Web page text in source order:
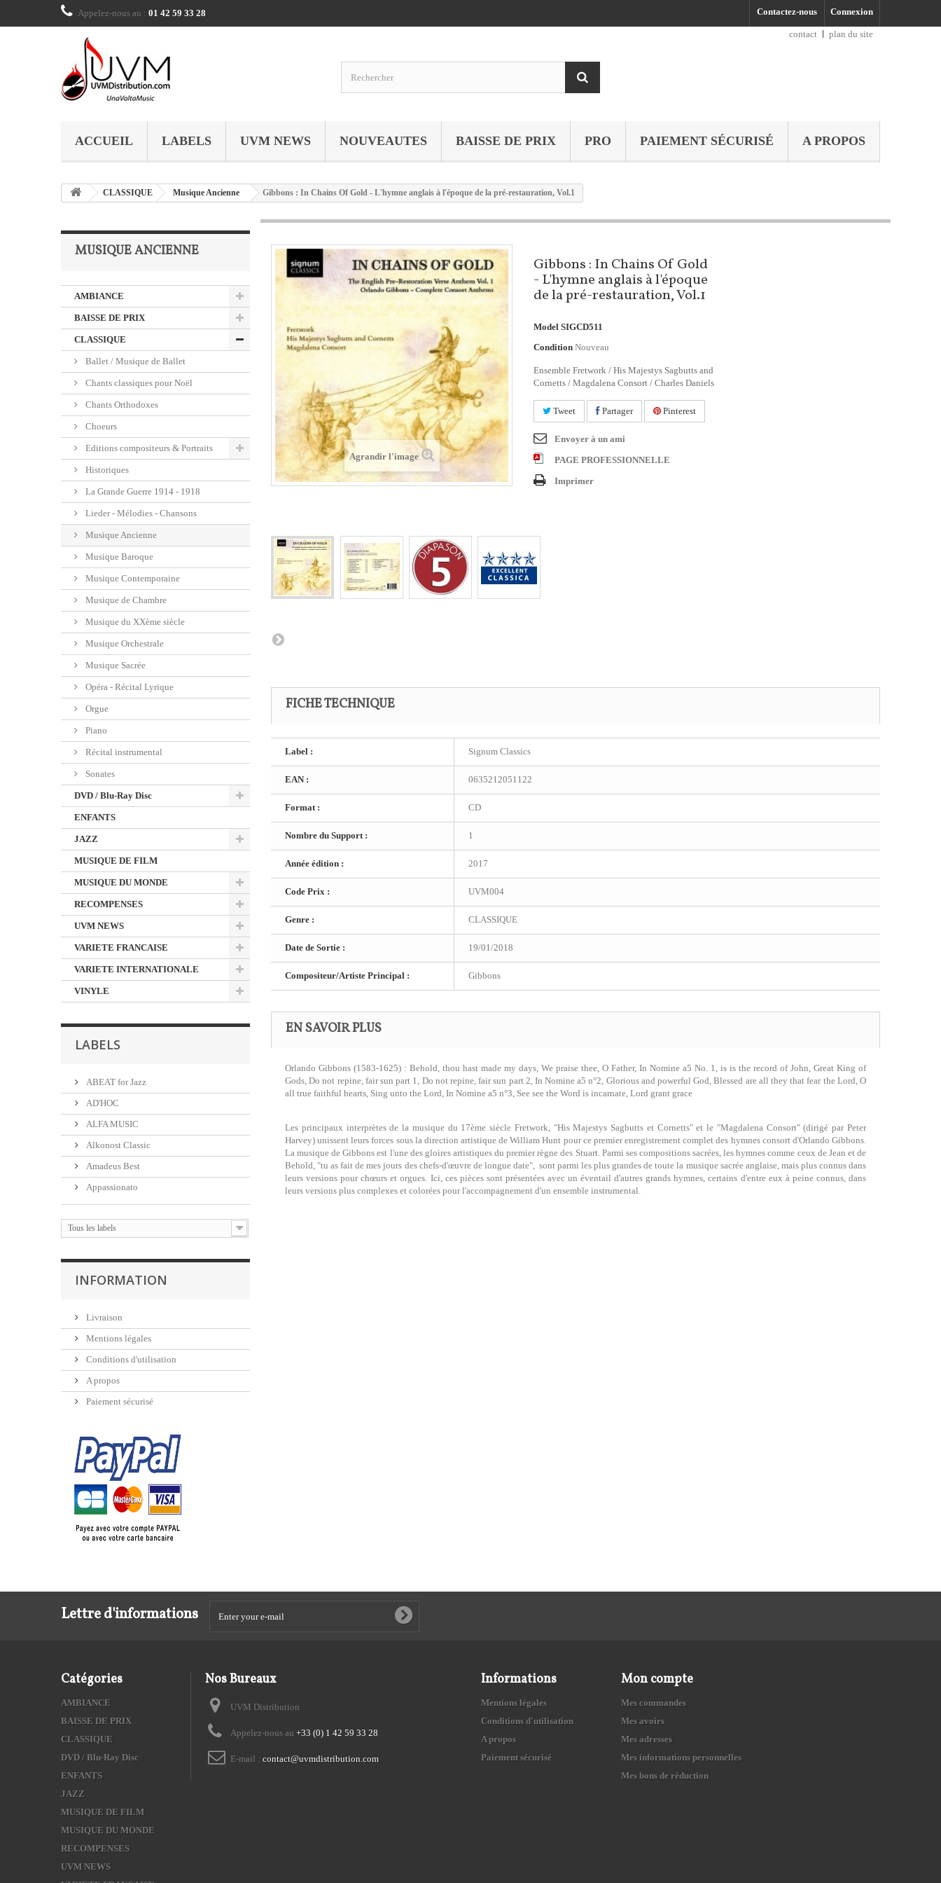
Connexion
Contactez-nous
Appelez-nous au : 01 42 59 33 28
contact
plan du site
ACCUEIL LABELS UVM NEWS NOUVEAUTES BAISSE DE PRIX PRO PAIEMENT SÉCURISÉ A PROPOS
CLASSIQUE Musique Ancienne Gibbons : In Chains Of Gold - L'hymne anglais à l'époque de la pré-restauration, Vol.1
MUSIQUE ANCIENNE
AMBIANCE
BAISSE DE PRIX
CLASSIQUE
Ballet / Musique de Ballet
Chants classiques pour Noël
Chants Orthodoxes
Choeurs
Editions compositeurs & Portraits
Historiques
La Grande Guerre 1914 - 1918
Lieder - Mélodies - Chansons
Musique Ancienne
Musique Baroque
Musique Contemporaine
Musique de Chambre
Musique du XXème siècle
Musique Orchestrale
Musique Sacrée
Opéra - Récital Lyrique
Orgue
Piano
Récital instrumental
Sonates
DVD / Blu-Ray Disc
ENFANTS
JAZZ
MUSIQUE DE FILM
MUSIQUE DU MONDE
RECOMPENSES
UVM NEWS
VARIETE FRANCAISE
VARIETE INTERNATIONALE
VINYLE
LABELS
ABEAT for Jazz
AD'HOC
ALFA MUSIC
Alkonost Classic
Amadeus Best
Appassionato
Tous les labels
INFORMATION
Livraison
Mentions légales
Conditions d'utilisation
A propos
Paiement sécurisé
Agrandir l'image
Gibbons : In Chains Of Gold
- L'hymne anglais à l'époque
de la pré-restauration, Vol.1
Model SIGCD511
Condition Nouveau
Ensemble Fretwork / His Majestys Sagbutts and
Cornetts / Magdalena Consort / Charles Daniels
Tweet Partager Pinterest
Envoyer à un ami
PAGE PROFESSIONNELLE
Imprimer
FICHE TECHNIQUE
Label : Signum Classics
EAN : 0635212051122
Format : CD
Nombre du Support : 1
Année édition : 2017
Code Prix : UVM004
Genre : CLASSIQUE
Date de Sortie : 19/01/2018
Compositeur/Artiste Principal : Gibbons
EN SAVOIR PLUS
Orlando Gibbons (1583-1625) : Behold, thou hast made my days, We praise thee, O Father, In Nomine a5 No. 1, is is the record of John, Great King of
Gods, Do not repine, fair sun part 1, Do not repine, fair sun part 2, In Nomine a5 n°2, Glorious and powerful God, Blessed are all they that fear the Lord, O
all true faithful hearts, Sing unto the Lord, In Nomine a5 n°3, See see the Word is incarnate, Lord grant grace
Les principaux interprètes de la musique du 17ème siècle Fretwork, "His Majestys Sagbutts et Cornetts" et le "Magdalena Consort" (dirigé par Peter
Harvey) unissent leurs forces sous la direction artistique de William Hunt pour ce premier enregistrement complet des hymnes consort d'Orlando Gibbons.
La musique de Gibbons est l'une des gloires artistiques du premier règne des Stuart. Parmi ses compositions sacrées, les hymnes comme ceux de Jean et de
Behold, "tu as fait de mes jours des chefs-d'œuvre de longue date", sont parmi les plus grandes de toute la musique sacrée anglaise, mais plus connus dans
leurs versions pour chœurs et orgues. Ici, ces pièces sont présentées avec un éventail d'autres grands hymnes, certains d'entre eux à peine connus, dans
leurs versions plus complexes et colorées pour l'accompagnement d'un ensemble instrumental.
Lettre d'informations
Catégories
AMBIANCE
BAISSE DE PRIX
CLASSIQUE
DVD / Blu-Ray Disc
ENFANTS
JAZZ
MUSIQUE DE FILM
MUSIQUE DU MONDE
RECOMPENSES
UVM NEWS
Nos Bureaux
UVM Distribution
Appelez-nous au +33 (0) 1 42 59 33 28
E-mail : contact@uvmdistribution.com
Informations
Mentions légales
Conditions d'utilisation
A propos
Paiement sécurisé
Mon compte
Mes commandes
Mes avoirs
Mes adresses
Mes informations personnelles
Mes bons de réduction